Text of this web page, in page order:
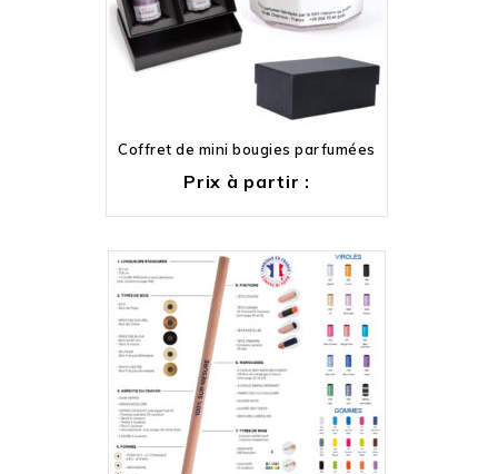
Coffret de mini bougies parfumées
Prix à partir :